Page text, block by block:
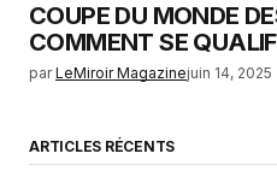
COUPE DU MONDE
COMMENT SE
par LeMiroir Magazinejuin 14, 2025
ARTICLES RÉCENTS